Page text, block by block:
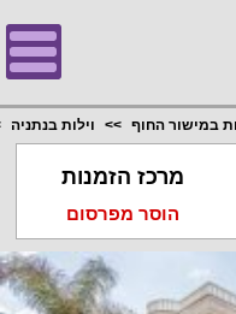
במישור החוף וילות בנתניה
מרכז הזמנות
הוסר מפרסום